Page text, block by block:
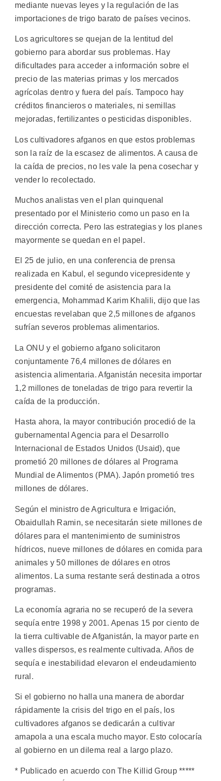
mediante nuevas leyes y la regulación de las
importaciones de trigo barato de países vecinos.
Los agricultores se quejan de la lentitud del
gobierno para abordar sus problemas. Hay
dificultades para acceder a información sobre el
precio de las materias primas y los mercados
agrícolas dentro y fuera del país. Tampoco hay
créditos financieros o materiales, ni semillas
mejoradas, fertilizantes o pesticidas disponibles.
Los cultivadores afganos en que estos problemas
son la raíz de la escasez de alimentos. A causa de
la caída de precios, no les vale la pena cosechar y
vender lo recolectado.
Muchos analistas ven el plan quinquenal
presentado por el Ministerio como un paso en la
dirección correcta. Pero las estrategias y los planes
mayormente se quedan en el papel.
El 25 de julio, en una conferencia de prensa
realizada en Kabul, el segundo vicepresidente y
presidente del comité de asistencia para la
emergencia, Mohammad Karim Khalili, dijo que las
encuestas revelaban que 2,5 millones de afganos
sufrían severos problemas alimentarios.
La ONU y el gobierno afgano solicitaron
conjuntamente 76,4 millones de dólares en
asistencia alimentaria. Afganistán necesita importar
1,2 millones de toneladas de trigo para revertir la
caída de la producción.
Hasta ahora, la mayor contribución procedió de la
gubernamental Agencia para el Desarrollo
Internacional de Estados Unidos (Usaid), que
prometió 20 millones de dólares al Programa
Mundial de Alimentos (PMA). Japón prometió tres
millones de dólares.
Según el ministro de Agricultura e Irrigación,
Obaidullah Ramin, se necesitarán siete millones de
dólares para el mantenimiento de suministros
hídricos, nueve millones de dólares en comida para
animales y 50 millones de dólares en otros
alimentos. La suma restante será destinada a otros
programas.
La economía agraria no se recuperó de la severa
sequía entre 1998 y 2001. Apenas 15 por ciento de
la tierra cultivable de Afganistán, la mayor parte en
valles dispersos, es realmente cultivada. Años de
sequía e inestabilidad elevaron el endeudamiento
rural.
Si el gobierno no halla una manera de abordar
rápidamente la crisis del trigo en el país, los
cultivadores afganos se dedicarán a cultivar
amapola a una escala mucho mayor. Esto colocaría
al gobierno en un dilema real a largo plazo.
* Publicado en acuerdo con The Killid Group *****